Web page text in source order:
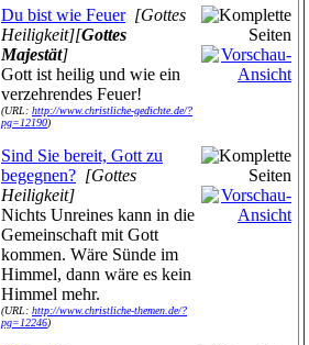
Du bist wie Feuer [Gottes
Heiligkeit][Gottes
Majestät]
Gott ist heilig und wie ein
verzehrendes Feuer!
(URL: http://www.christliche-gedichte.de/?
pg=12190)
Sind Sie bereit, Gott zu
begegnen? [Gottes
Heiligkeit]
Nichts Unreines kann in die
Gemeinschaft mit Gott
kommen. Wäre Sünde im
Himmel, dann wäre es kein
Himmel mehr.
(URL: http://www.christliche-themen.de/?
pg=12246)